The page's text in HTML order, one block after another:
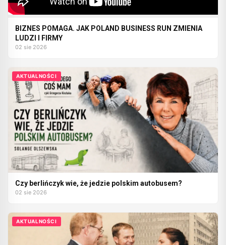
BIZNES POMAGA. JAK POLAND BUSINESS RUN ZMIENIA
LUDZI I FIRMY
02 sie 2026
AKTUALNOŚCI
Czy berlińczyk wie, że jedzie polskim autobusem?
02 sie 2026
AKTUALNOŚCI